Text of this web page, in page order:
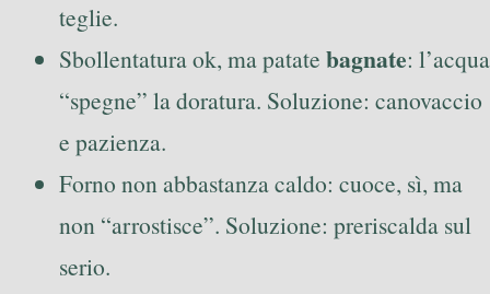
teglie.
Sbollentatura ok, ma patate bagnate: l’acqua
“spegne” la doratura. Soluzione: canovaccio
e pazienza.
Forno non abbastanza caldo: cuoce, sì, ma
non “arrostisce”. Soluzione: preriscalda sul
serio.